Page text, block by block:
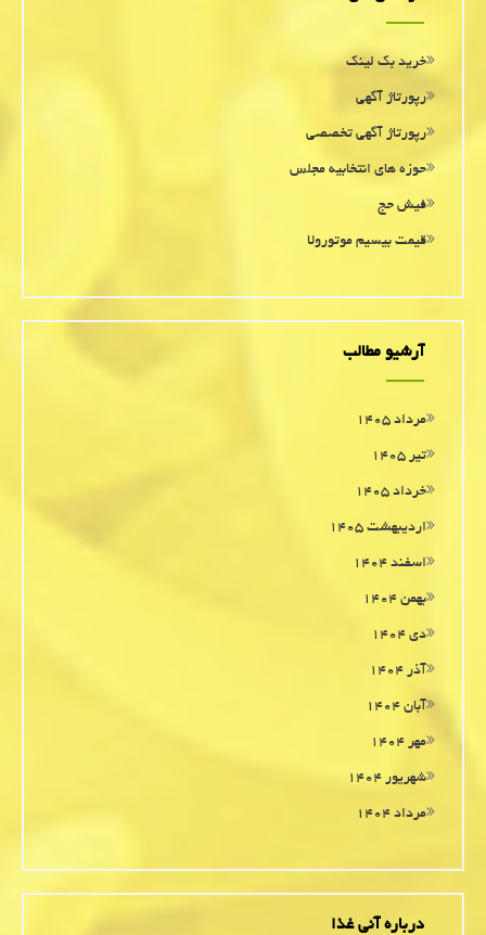
خرید بک لینک
رپورتاژ آگهی
رپورتاژ آگهی تخصصی
حوزه های انتخابیه مجلس
فیش حج
قیمت بیسیم موتورولا
آرشیو مطالب
مرداد ۱۴۰۵
تیر ۱۴۰۵
خرداد ۱۴۰۵
اردیبهشت ۱۴۰۵
اسفند ۱۴۰۴
بهمن ۱۴۰۴
دی ۱۴۰۴
آذر ۱۴۰۴
آبان ۱۴۰۴
مهر ۱۴۰۴
شهریور ۱۴۰۴
مرداد ۱۴۰۴
درباره آنی غذا